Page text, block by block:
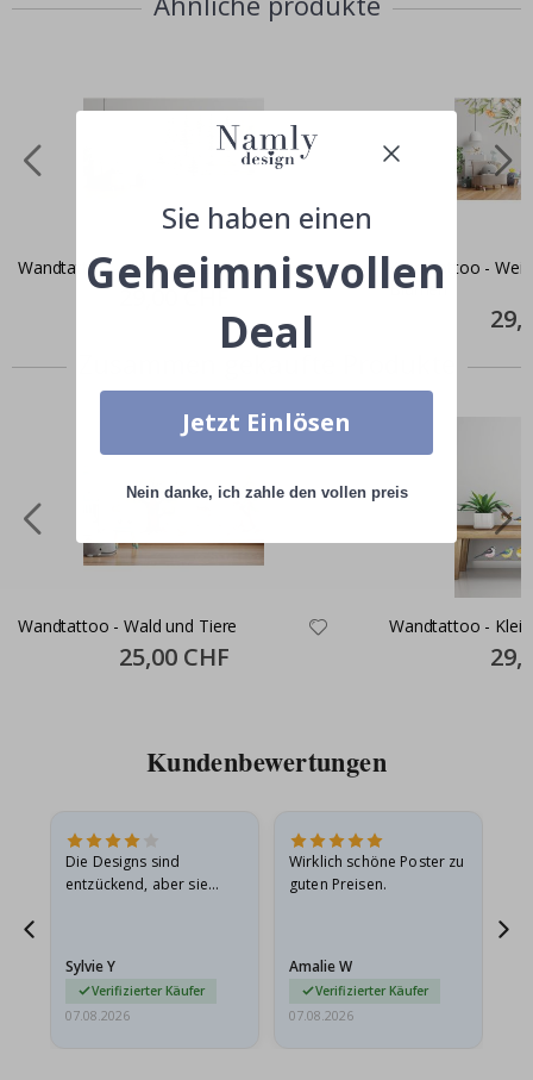
Wandtattoo - Kiefern / 02
Special
29,00 CHF
Wandtattoo -
Blumen
Price
Wandtattoo - Wald und Tiere
Special
Price
25,00 CHF
Wandtattoo -
Price
Kundenbewertungen
Die Designs sind
entzückend, aber sie
sie…
Sylvie Y
Verifizierter Käufer
07.08.2026
Wirklich schöne Poster zu
guten Preisen.
Amalie W
Verifizierter Käufer
07.08.2026
Sie haben einen
Geheimnisvollen
Deal
Jetzt Einlösen
Nein danke, ich zahle den vollen preis